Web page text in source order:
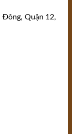
Đông, Quận 12,